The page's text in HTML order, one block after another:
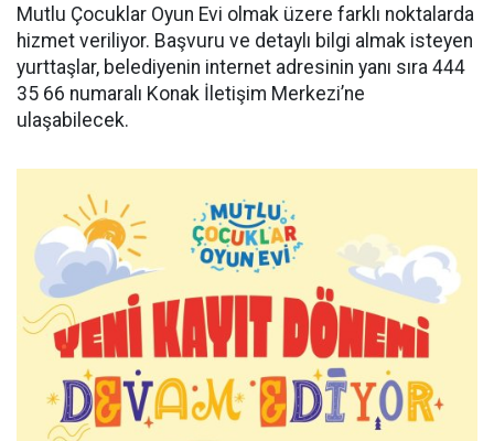
Mutlu Çocuklar Oyun Evi olmak üzere farklı noktalarda
hizmet veriliyor. Başvuru ve detaylı bilgi almak isteyen
yurttaşlar, belediyenin internet adresinin yanı sıra 444
35 66 numaralı Konak İletişim Merkezi’ne
ulaşabilecek.